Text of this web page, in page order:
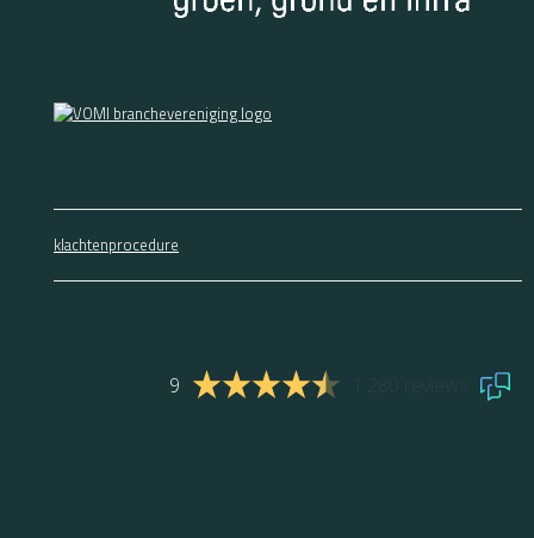
klachtenprocedure
9